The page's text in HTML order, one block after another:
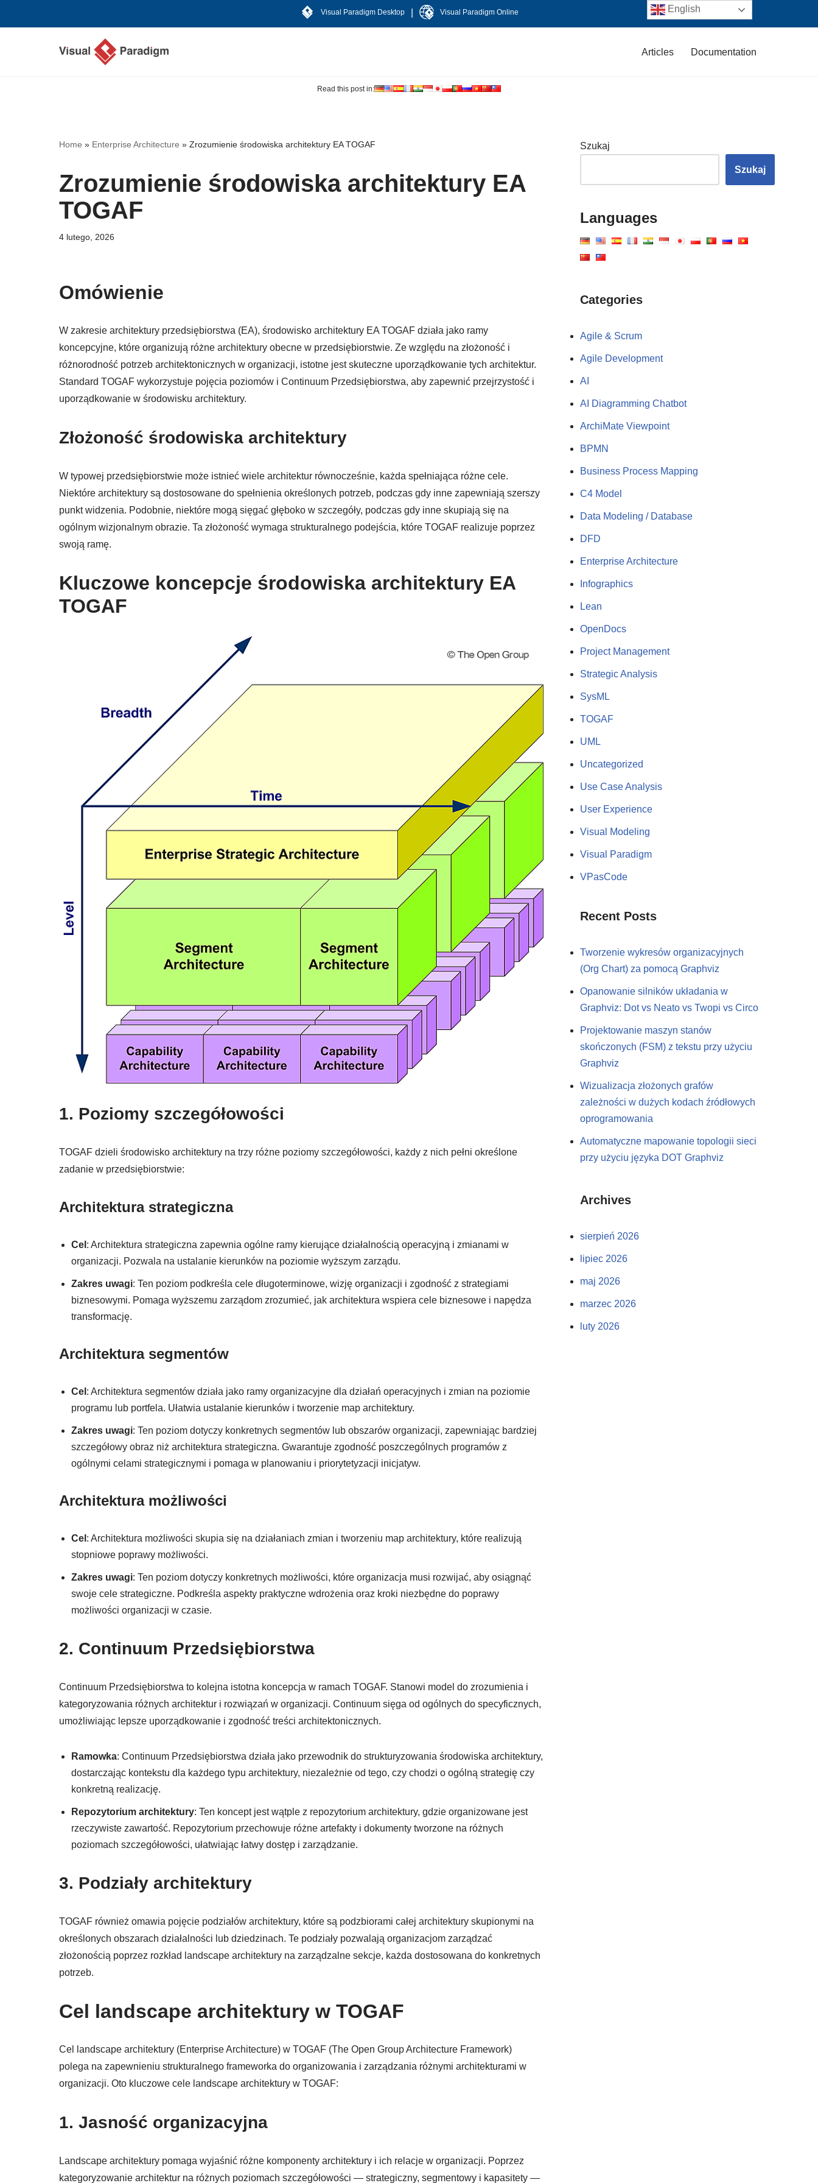
Visual Paradigm Desktop Visual Paradigm Online
Articles Documentation
Read this post in:
Home » Enterprise Architecture » Zrozumienie środowiska architektury EA TOGAF
Zrozumienie środowiska architektury EA
TOGAF
4 lutego, 2026
Omówienie
W zakresie architektury przedsiębiorstwa (EA), środowisko architektury EA TOGAF działa jako ramy
koncepcyjne, które organizują różne architektury obecne w przedsiębiorstwie. Ze względu na złożoność i
różnorodność potrzeb architektonicznych w organizacji, istotne jest skuteczne uporządkowanie tych architektur.
Standard TOGAF wykorzystuje pojęcia poziomów i Continuum Przedsiębiorstwa, aby zapewnić przejrzystość i
uporządkowanie w środowisku architektury.
Złożoność środowiska architektury
W typowej przedsiębiorstwie może istnieć wiele architektur równocześnie, każda spełniająca różne cele.
Niektóre architektury są dostosowane do spełnienia określonych potrzeb, podczas gdy inne zapewniają szerszy
punkt widzenia. Podobnie, niektóre mogą sięgać głęboko w szczegóły, podczas gdy inne skupiają się na
ogólnym wizjonalnym obrazie. Ta złożoność wymaga strukturalnego podejścia, które TOGAF realizuje poprzez
swoją ramę.
Kluczowe koncepcje środowiska architektury EA
TOGAF
1. Poziomy szczegółowości
TOGAF dzieli środowisko architektury na trzy różne poziomy szczegółowości, każdy z nich pełni określone
zadanie w przedsiębiorstwie:
Architektura strategiczna
Cel : Architektura strategiczna zapewnia ogólne ramy kierujące działalnością operacyjną i zmianami w
organizacji. Pozwala na ustalanie kierunków na poziomie wyższym zarządu.
Zakres uwagi: Ten poziom podkreśla cele długoterminowe, wizję organizacji i zgodność z strategiami
biznesowymi. Pomaga wyższemu zarządom zrozumieć, jak architektura wspiera cele biznesowe i napędza
transformację.
Architektura segmentów
Cel : Architektura segmentów działa jako ramy organizacyjne dla działań operacyjnych i zmian na poziomie
programu lub portfela. Ułatwia ustalanie kierunków i tworzenie map architektury.
Zakres uwagi: Ten poziom dotyczy konkretnych segmentów lub obszarów organizacji, zapewniając bardziej
szczegółowy obraz niż architektura strategiczna. Gwarantuje zgodność poszczególnych programów z
ogólnymi celami strategicznymi i pomaga w planowaniu i priorytetyzacji inicjatyw.
Architektura możliwości
Cel : Architektura możliwości skupia się na działaniach zmian i tworzeniu map architektury, które realizują
stopniowe poprawy możliwości.
Zakres uwagi: Ten poziom dotyczy konkretnych możliwości, które organizacja musi rozwijać, aby osiągnąć
swoje cele strategiczne. Podkreśla aspekty praktyczne wdrożenia oraz kroki niezbędne do poprawy
możliwości organizacji w czasie.
2. Continuum Przedsiębiorstwa
Continuum Przedsiębiorstwa to kolejna istotna koncepcja w ramach TOGAF. Stanowi model do zrozumienia i
kategoryzowania różnych architektur i rozwiązań w organizacji. Continuum sięga od ogólnych do specyficznych,
umożliwiając lepsze uporządkowanie i zgodność treści architektonicznych.
Ramowka: Continuum Przedsiębiorstwa działa jako przewodnik do strukturyzowania środowiska architektury,
dostarczając kontekstu dla każdego typu architektury, niezależnie od tego, czy chodzi o ogólną strategię czy
konkretną realizację.
Repozytorium architektury: Ten koncept jest wątple z repozytorium architektury, gdzie organizowane jest
rzeczywiste zawartość. Repozytorium przechowuje różne artefakty i dokumenty tworzone na różnych
poziomach szczegółowości, ułatwiając łatwy dostęp i zarządzanie.
3. Podziały architektury
TOGAF również omawia pojęcie podziałów architektury, które są podzbiorami całej architektury skupionymi na
określonych obszarach działalności lub dziedzinach. Te podziały pozwalają organizacjom zarządzać
złożonością poprzez rozkład landscape architektury na zarządzalne sekcje, każda dostosowana do konkretnych
potrzeb.
Cel landscape architektury w TOGAF
Cel landscape architektury (Enterprise Architecture) w TOGAF (The Open Group Architecture Framework)
polega na zapewnieniu strukturalnego frameworka do organizowania i zarządzania różnymi architekturami w
organizacji. Oto kluczowe cele landscape architektury w TOGAF:
1. Jasność organizacyjna
Landscape architektury pomaga wyjaśnić różne komponenty architektury i ich relacje w organizacji. Poprzez
kategoryzowanie architektur na różnych poziomach szczegółowości — strategiczny, segmentowy i kapasitety —
Szukaj
Szukaj
Languages
Categories
Agile & Scrum
Agile Development
AI
AI Diagramming Chatbot
ArchiMate Viewpoint
BPMN
Business Process Mapping
C4 Model
Data Modeling / Database
DFD
Enterprise Architecture
Infographics
Lean
OpenDocs
Project Management
Strategic Analysis
SysML
TOGAF
UML
Uncategorized
Use Case Analysis
User Experience
Visual Modeling
Visual Paradigm
VPasCode
Recent Posts
Tworzenie wykresów organizacyjnych
(Org Chart) za pomocą Graphviz
Opanowanie silników układania w
Graphviz: Dot vs Neato vs Twopi vs Circo
Projektowanie maszyn stanów
skończonych (FSM) z tekstu przy użyciu
Graphviz
Wizualizacja złożonych grafów
zależności w dużych kodach źródłowych
oprogramowania
Automatyczne mapowanie topologii sieci
przy użyciu języka DOT Graphviz
Archives
sierpień 2026
lipiec 2026
maj 2026
marzec 2026
luty 2026
English